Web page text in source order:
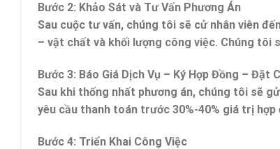
Bước 2: Khảo Sát và Tư Vấn Phương Án
Sau cuộc tư vấn, chúng tôi sẽ cử nhân viên
– vật chất và khối lượng công việc. Chúng
Bước 3: Báo Giá Dịch Vụ – Ký Hợp Đồng – Đặt
Sau khi thống nhất phương án, chúng tôi sẽ
yêu cầu thanh toán trước 30%-40% giá trị
Bước 4: Triển Khai Công Việc